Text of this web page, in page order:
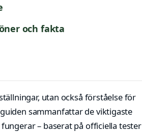
och fakta
utan också förståelse för
sammanfattar de viktigaste
– baserat på officiella tester